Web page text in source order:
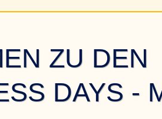
ZU DEN
DAYS -